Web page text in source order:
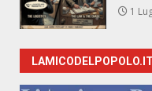
1
LAMICODELPOPOLO.IT